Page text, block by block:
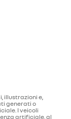
illustrazioni e,
generati o
I veicoli
artificiale, al